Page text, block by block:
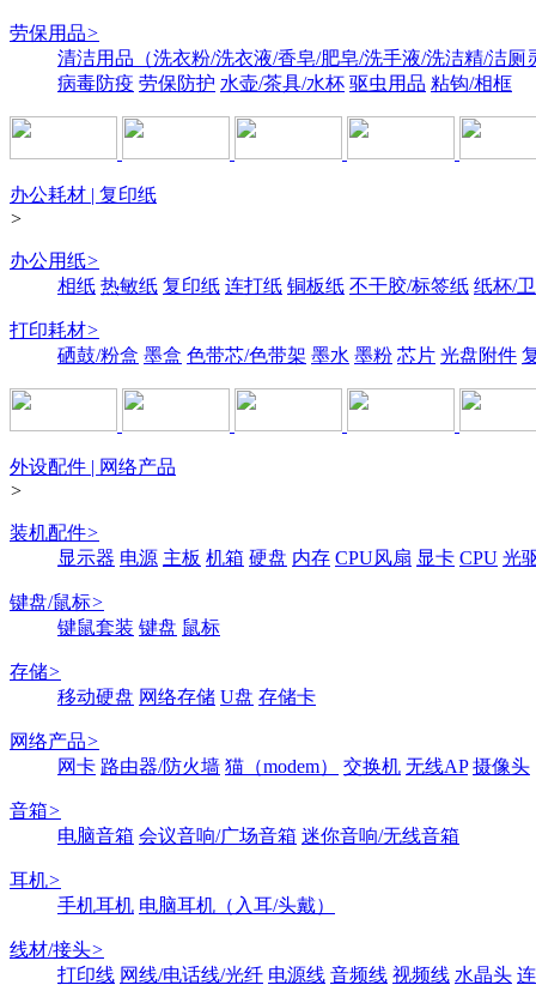
劳保用品>
清洁用品（洗衣粉/洗衣液/香皂/肥皂/洗手液/洗洁精/洁厕
病毒防疫 劳保防护 水壶/茶具/水杯 驱虫用品 粘钩/相框
办公耗材 | 复印纸
>
办公用纸>
相纸 热敏纸 复印纸 连打纸 铜板纸 不干胶/标签纸 纸杯/
打印耗材>
硒鼓/粉盒 墨盒 色带芯/色带架 墨水 墨粉 芯片 光盘附件
外设配件 | 网络产品
>
装机配件>
显示器 电源 主板 机箱 硬盘 内存 CPU风扇 显卡 CPU 光
键盘/鼠标>
键鼠套装 键盘 鼠标
存储>
移动硬盘 网络存储 U盘 存储卡
网络产品>
网卡 路由器/防火墙 猫（modem） 交换机 无线AP 摄像头
音箱>
电脑音箱 会议音响/广场音箱 迷你音响/无线音箱
耳机>
手机耳机 电脑耳机（入耳/头戴）
线材/接头>
打印线 网线/电话线/光纤 电源线 音频线 视频线 水晶头